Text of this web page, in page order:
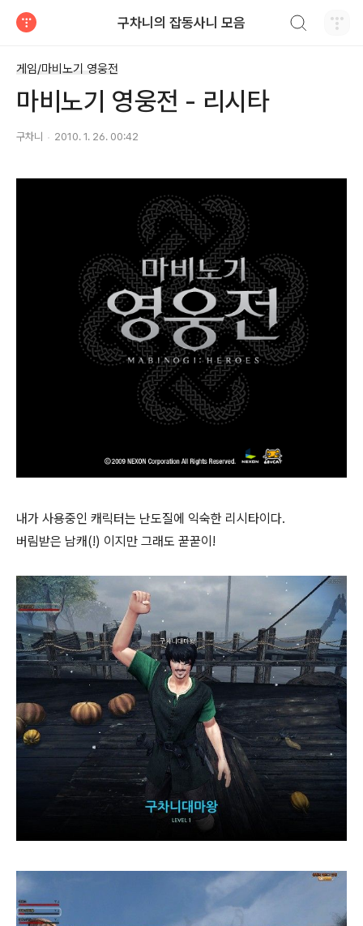
구차니의 잡동사니 모음
게임/마비노기 영웅전
마비노기 영웅전 - 리시타
구차니 2010. 1. 26. 00:42
내가 사용중인 캐릭터는 난도질에 익숙한 리시타이다.
버림받은 남캐(!) 이지만 그래도 꾿꾿이!